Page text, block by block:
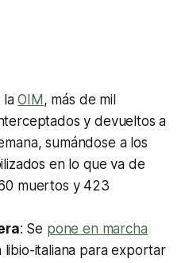
laOIM , más de mil
y devueltos a
sumándose a los
en lo que va de
muertos y 423
: Se pone en marcha
libio-italiana para exportar